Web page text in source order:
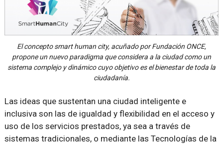
El concepto smart human city, acuñado por Fundación ONCE,
propone un nuevo paradigma que considera a la ciudad como un
sistema complejo y dinámico cuyo objetivo es el bienestar de toda la
ciudadanía.
Las ideas que sustentan una ciudad inteligente e
inclusiva son las de igualdad y flexibilidad en el acceso y
uso de los servicios prestados, ya sea a través de
sistemas tradicionales, o mediante las Tecnologías de la